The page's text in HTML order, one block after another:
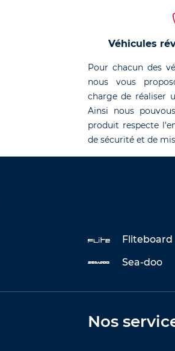
Véhicules
Pour chacun des
nous vous
charge de réaliser
Ainsi nous
produit respecte
de sécurité et de
Fliteboard
Sea-doo
Nos